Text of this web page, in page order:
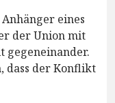
eines
der Union mit
gegeneinander.
dass der Konflikt